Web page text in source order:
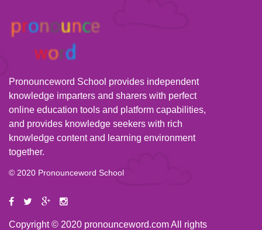
Pronounceword School provides independent
knowledge imparters and sharers with perfect
online education tools and platform capabilities,
and provides knowledge seekers with rich
knowledge content and learning environment
together.
© 2020 Pronounceword School
Copyright © 2020 pronounceword.com All rights